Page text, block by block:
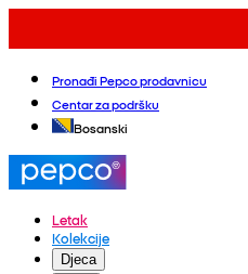
Pronađi Pepco prodavnicu
Centar za podršku
Bosanski
Letak
Kolekcije
Djeca